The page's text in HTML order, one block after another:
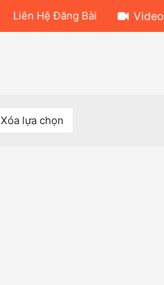
Liên Hệ Đăng Bài Video
Xóa lựa chọn